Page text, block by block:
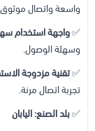
واسعة واتصال موثوق.
✅واجهة استخدام
وسهلة الوصول.
✅تقنية مزدوجة
تجربة اتصال مرنة.
✅بلد الصنع: اليابان